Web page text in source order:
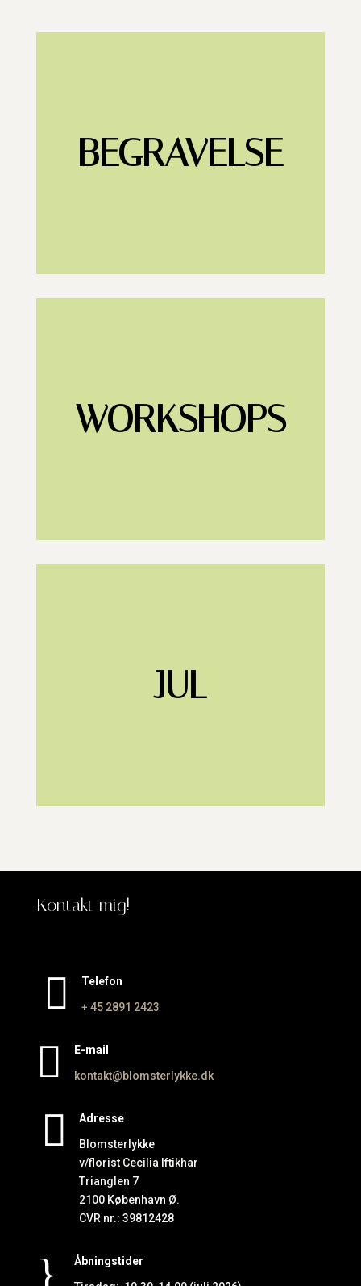
BEGRAVELSE
WORKSHOPS
JUL
Kontakt mig!

Telefon
+ 45 2891 2423

E-mail
kontakt@blomsterlykke.dk

Adresse
Blomsterlykke
v/florist Cecilia Iftikhar
Trianglen 7
2100 København Ø.
CVR nr.: 39812428
}
Åbningstider